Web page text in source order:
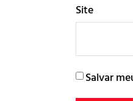
Site
Salvar